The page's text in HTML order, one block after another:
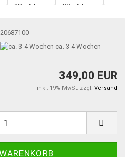
20687100
ca. 3-4 Wochen
349,00 EUR
inkl. 19% MwSt. zzgl. Versand